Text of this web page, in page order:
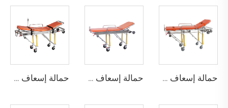
حمالة إسعاف YHR-A1 حمالة إسعاف YHR-A2 حمالة إسعاف YHR-A3